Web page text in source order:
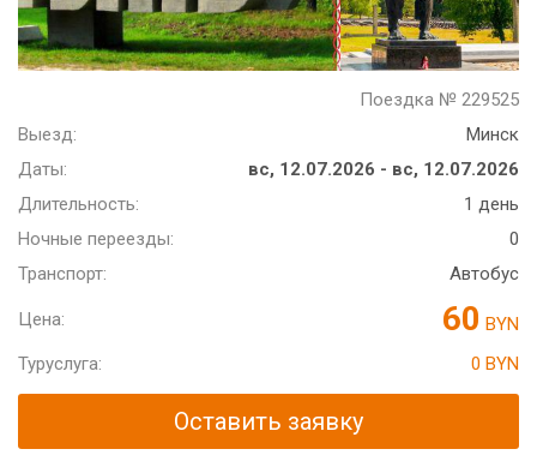
Поездка № 229525
Выезд:
Минск
Даты:
вс, 12.07.2026 - вс, 12.07.2026
Длительность:
1 день
Ночные переезды:
0
Транспорт:
Автобус
Цена: 60 BYN
Туруслуга:
0 BYN
Оставить заявку